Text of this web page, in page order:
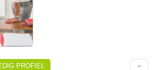
PROFIEL